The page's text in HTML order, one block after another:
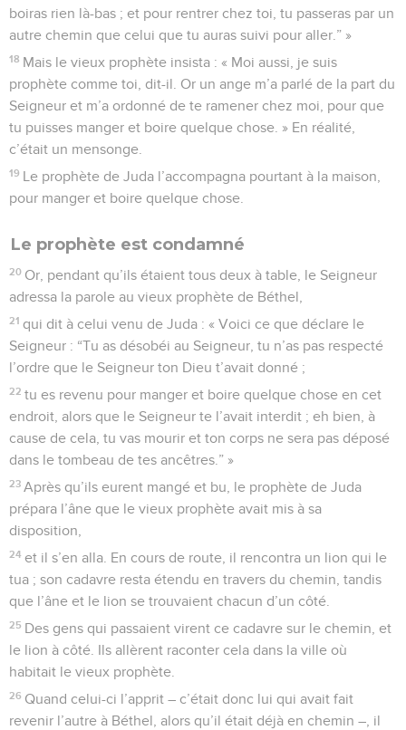
boiras rien là-bas ; et pour rentrer chez toi, tu passeras par un
autre chemin que celui que tu auras suivi pour aller.” »
18 Mais le vieux prophète insista : « Moi aussi, je suis
prophète comme toi, dit-il. Or un ange m’a parlé de la part du
Seigneur et m’a ordonné de te ramener chez moi, pour que
tu puisses manger et boire quelque chose. » En réalité,
c’était un mensonge.
19 Le prophète de Juda l’accompagna pourtant à la maison,
pour manger et boire quelque chose.
Le prophète est condamné
20 Or, pendant qu’ils étaient tous deux à table, le Seigneur
adressa la parole au vieux prophète de Béthel,
21 qui dit à celui venu de Juda : « Voici ce que déclare le
Seigneur : “Tu as désobéi au Seigneur, tu n’as pas respecté
l’ordre que le Seigneur ton Dieu t’avait donné ;
22 tu es revenu pour manger et boire quelque chose en cet
endroit, alors que le Seigneur te l’avait interdit ; eh bien, à
cause de cela, tu vas mourir et ton corps ne sera pas déposé
dans le tombeau de tes ancêtres.” »
23 Après qu’ils eurent mangé et bu, le prophète de Juda
prépara l’âne que le vieux prophète avait mis à sa
disposition,
24 et il s’en alla. En cours de route, il rencontra un lion qui le
tua ; son cadavre resta étendu en travers du chemin, tandis
que l’âne et le lion se trouvaient chacun d’un côté.
25 Des gens qui passaient virent ce cadavre sur le chemin, et
le lion à côté. Ils allèrent raconter cela dans la ville où
habitait le vieux prophète.
26 Quand celui-ci l’apprit – c’était donc lui qui avait fait
revenir l’autre à Béthel, alors qu’il était déjà en chemin –, il